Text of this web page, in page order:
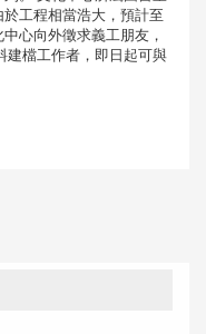
工程相當浩大，預計至
心向外徵求義工朋友，
建檔工作者，即日起可與